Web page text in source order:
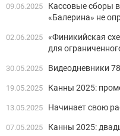
09.06.2025
Кассовые сборы
«Балерина» не
02.06.2025 «Финикийская
для
30.05.2025 Видеодневники
19.05.2025 Канны 2025:
13.05.2025 Начинает свою
07.05.2025 Канны 2025: